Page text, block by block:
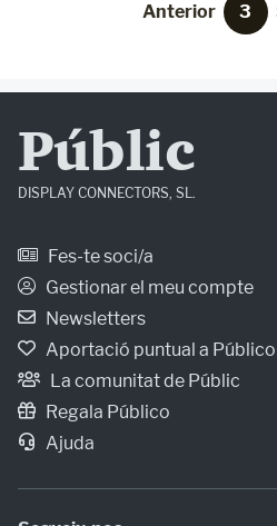
Anterior 3
Públic
DISPLAY CONNECTORS, SL.
Fes-te soci/a
Gestionar el meu compte
Newsletters
Aportació puntual a Público
La comunitat de Públic
Regala Público
Ajuda